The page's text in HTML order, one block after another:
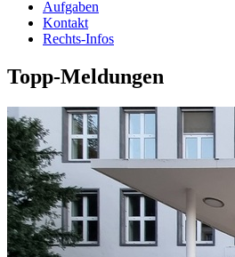
Aufgaben
Kontakt
Rechts-Infos
Topp-Meldungen